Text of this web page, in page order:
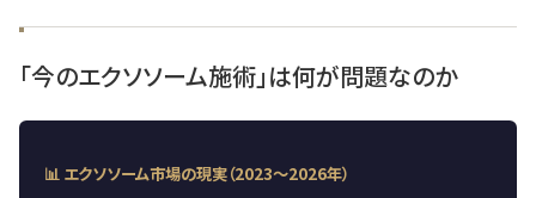
「今のエクソソーム施術」は何が問題なのか
📊 エクソソーム市場の現実（2023〜2026年）